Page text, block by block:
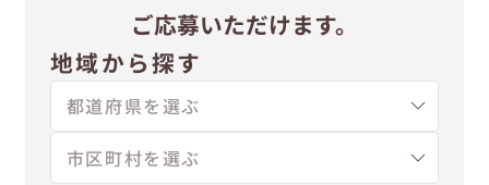
ご応募いただけます。
地域から探す